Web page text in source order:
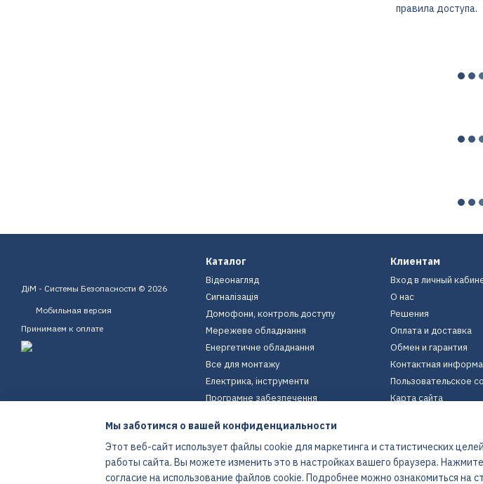
правила доступа.
ДіМ - Системы Безопасности © 2026
Мобильная версия
Принимаем к оплате
Интернет-магазин создан с Хорошоп
Каталог
Відеонагляд
Сигналізація
Домофони, контроль доступу
Мережеве обладнання
Енергетичне обладнання
Все для монтажу
Електрика, інструменти
Програмне забезпечення
Екіпірування
Енергетичне обладнання
Клиентам
Вход в личный
О нас
Решения
Оплата и доставка
Обмен и гарантия
Контактная
Пользовательское
Карта сайта
Мы заботимся о вашей конфиденциальности
Этот веб-сайт использует файлы cookie для маркетинга и статистических
работы сайта. Вы можете изменить это в настройках вашего браузера.
согласие на использование файлов cookie. Подробнее можно ознакомиться на